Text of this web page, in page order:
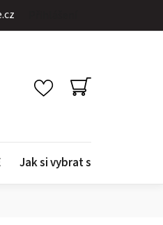
NÁKUPNÍ
KOŠÍK
Jak si vybrat správné kolo